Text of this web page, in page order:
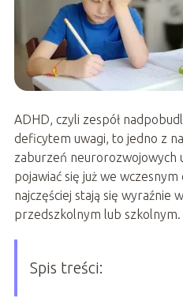
ADHD, czyli zespół
deficytem uwagi, to jedno z
zaburzeń neurorozwojowych
pojawiać się już we
najczęściej stają się wyraźnie
przedszkolnym lub szkolnym.
Spis treści: